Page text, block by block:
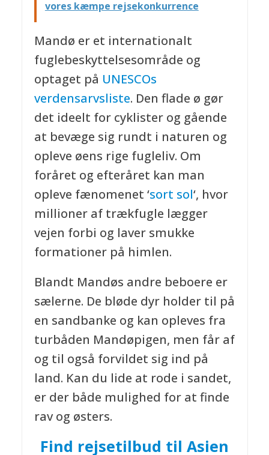
vores kæmpe rejsekonkurrence
Mandø er et internationalt
fuglebeskyttelsesområde og
optaget på UNESCOs
verdensarvsliste. Den flade ø gør
det ideelt for cyklister og gående
at bevæge sig rundt i naturen og
opleve øens rige fugleliv. Om
foråret og efteråret kan man
opleve fænomenet ‘sort sol‘, hvor
millioner af trækfugle lægger
vejen forbi og laver smukke
formationer på himlen.
Blandt Mandøs andre beboere er
sælerne. De bløde dyr holder til på
en sandbanke og kan opleves fra
turbåden Mandøpigen, men får af
og til også forvildet sig ind på
land. Kan du lide at rode i sandet,
er der både mulighed for at finde
rav og østers.
Find rejsetilbud til Asien